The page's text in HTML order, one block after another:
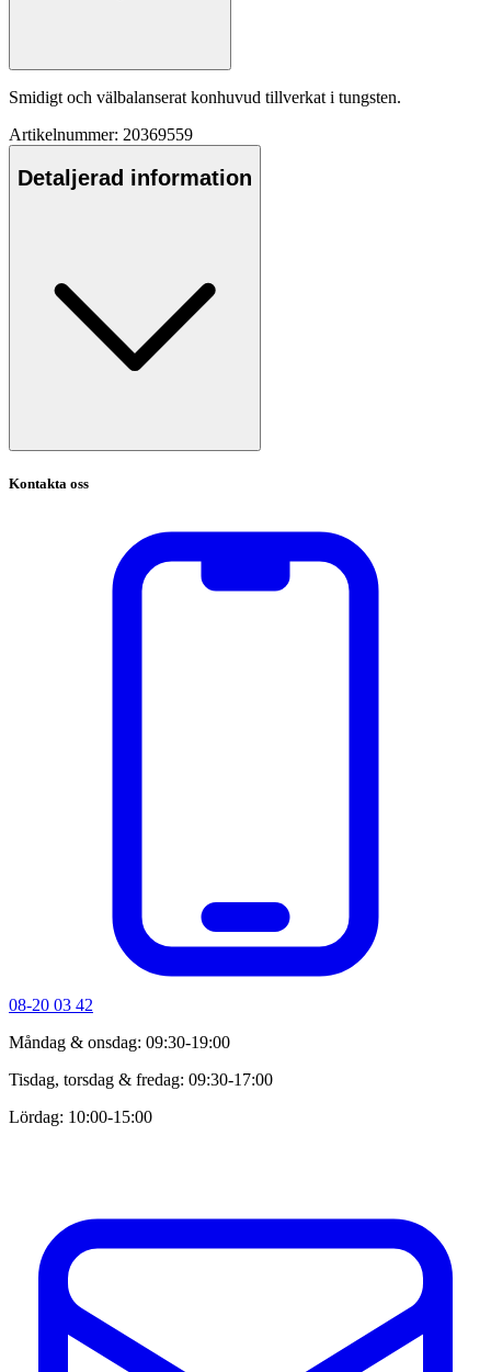
Smidigt och välbalanserat konhuvud tillverkat i tungsten.
Artikelnummer: 20369559
Detaljerad information
Kontakta oss
08-20 03 42
Måndag & onsdag: 09:30-19:00
Tisdag, torsdag & fredag: 09:30-17:00
Lördag: 10:00-15:00